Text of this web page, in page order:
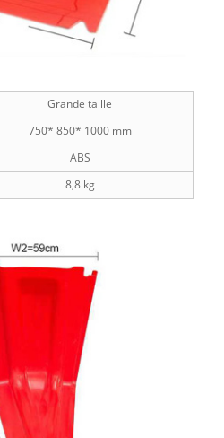
Grande taille
750* 850* 1000 mm
ABS
8,8 kg